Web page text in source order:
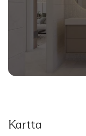
Kartta